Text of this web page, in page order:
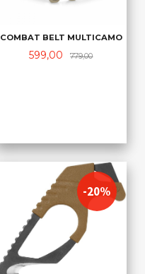
COMBAT BELT MULTICAMO
Tilbud
599,00 779,00Rabatt
-20%